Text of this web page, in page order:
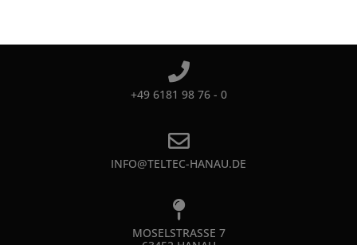
+49 6181 98 76 - 0
INFO@TELTEC-HANAU.DE
MOSELSTRASSE 7